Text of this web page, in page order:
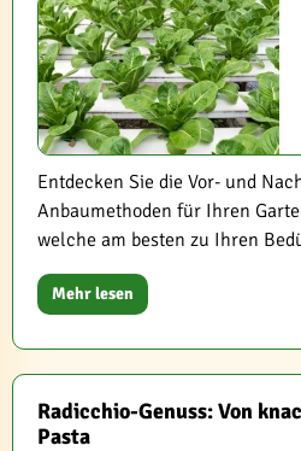
Entdecken Sie die Vor- und
Anbaumethoden für Ihren
welche am besten zu Ihren
Mehr lesen
Radicchio-Genuss: Von
Pasta